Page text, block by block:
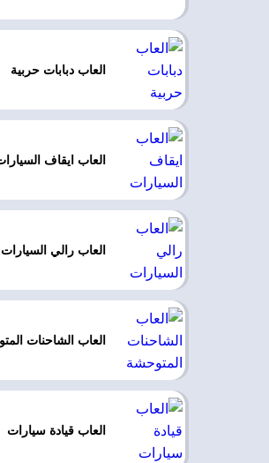
العاب دبابات حربية
العاب ايقاف
العاب رالي السيارات
العاب الشاحنات
العاب قيادة سيارات